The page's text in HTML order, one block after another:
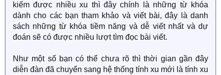
kiếm được nhiều xu thì đây chính là những từ khóa
dành cho các bạn tham khảo và viết bài, đây là danh
sách những từ khóa tiềm năng và dễ viết nhất và dự
đoán sẽ có được nhiều lượt tìm đọc bài viết.
Như một số bạn có thể chưa rõ thì thời gian gần đây
diễn đàn đã chuyển sang hệ thống tính xu mới là tính xu